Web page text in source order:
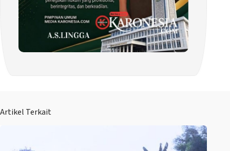
Artikel Terkait